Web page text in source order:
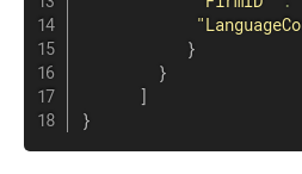
}
}
]
}